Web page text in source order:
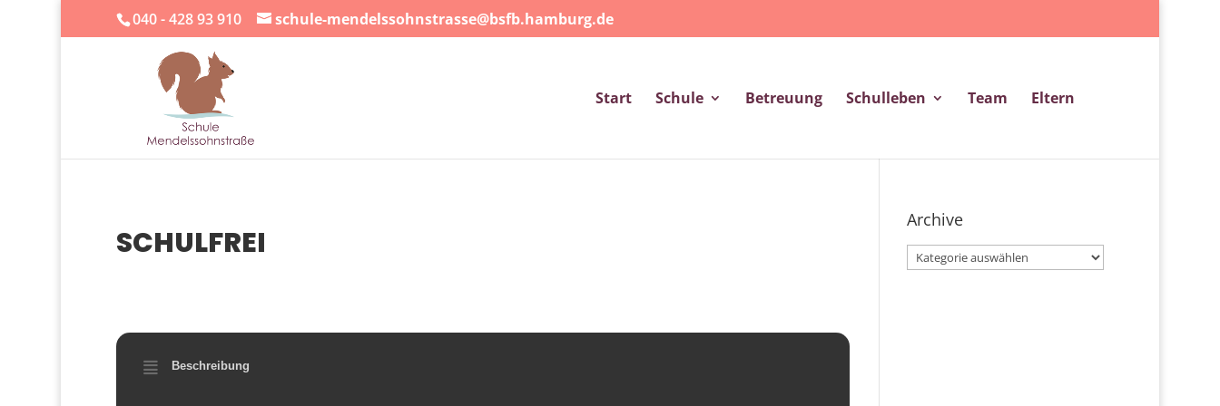
040 - 428 93 910 schule-mendelssohnstrasse@bsfb.hamburg.de
Start Schule Betreuung Schulleben Team Eltern
SCHULFREI
Beschreibung
Archive
Archive